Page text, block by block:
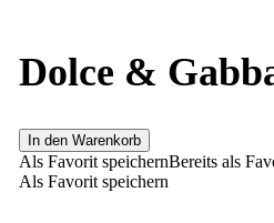
Dolce &
In den Warenkorb
Als Favorit speichernBereits als
Als Favorit speichern